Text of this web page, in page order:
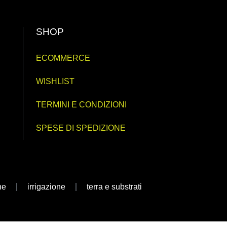
SHOP
ECOMMERCE
WISHLIST
TERMINI E CONDIZIONI
SPESE DI SPEDIZIONE
irrigazione terra e substrati